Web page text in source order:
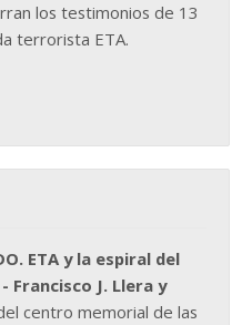
los testimonios de 13
terrorista ETA.
ETA y la espiral del
Francisco J. Llera y
centro memorial de las